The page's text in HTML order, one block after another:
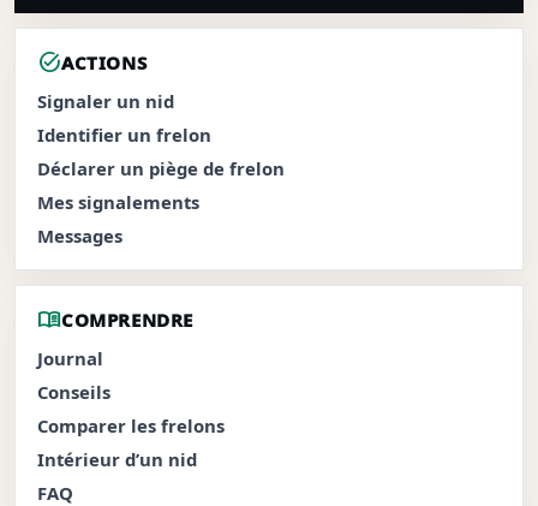
task_altACTIONS
Signaler un nid
Identifier un frelon
Déclarer un piège de frelon
Mes signalements
Messages
menu_bookCOMPRENDRE
Journal
Conseils
Comparer les frelons
Intérieur d’un nid
FAQ